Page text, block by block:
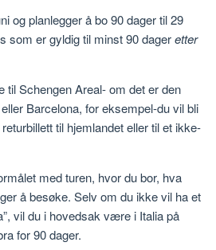
og planlegger å bo 90 dager til 29
som er gyldig til minst 90 dageretter
til Schengen Areal- om det er den
Barcelona, ​​for eksempel-du vil bli
til hjemlandet eller til et ikke-
med turen, hvor du bor, hva
å besøke. Selv om du ikke vil ha et
vil du i hovedsak være i Italia på
for 90 dager.